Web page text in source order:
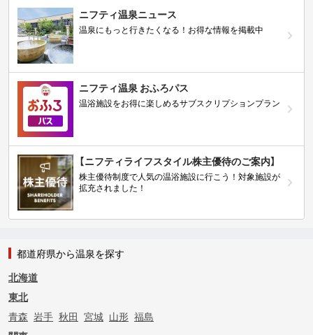
ニフティ温泉ニュース
温泉にもっと行きたくなる！お得な情報を掲載中
ニフティ温泉 おふろパス
温浴施設をお得に楽しめるサブスクリプションプラン
【ニフティライフスタイル株主優待のご案内】
株主優待制度で人気の温浴施設に行こう！対象施設が
拡充されました！
都道府県から温泉を探す
北海道
東北
青森 岩手 秋田 宮城 山形 福島